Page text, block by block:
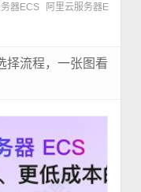
器ECS
阿里云服务器E
择流程，一张图看